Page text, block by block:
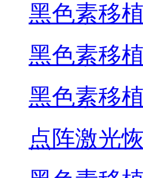
黑色素移
黑色素移
黑色素移
点阵激光